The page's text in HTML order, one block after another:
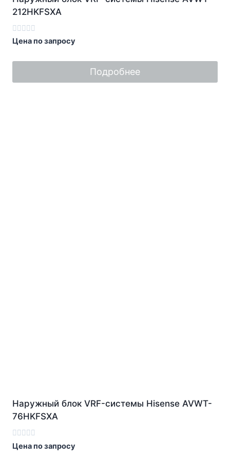
212HKFSXA
Оценка
0
5
Цена по запросу
Подробнее
Наружный блок VRF-системы Hisense AVWT-
76HKFSXA
Оценка
0
Цена по запросу